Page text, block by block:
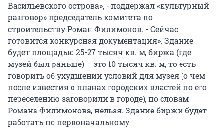
Васильевского острова», - поддержал «культурный
разговор» председатель комитета по
строительству Роман Филимонов. - Сейчас
готовится конкурсная документация». Здание
будет площадью 25-27 тысяч кв. м, биржа (где
музей был раньше) – это 10 тысяч кв. м, то есть
говорить об ухудшении условий для музея (о чем
после известия о планах городских властей по его
переселению заговорили в городе), по словам
Романа Филимонова, нельзя. Здание биржи будет
работать по первоначальному